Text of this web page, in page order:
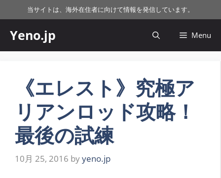
ン
ツ
当サイトは、海外在住者に向けて情報を発信しています。
Yeno.jp Menu
《エレスト》究極ア
リアンロッド攻略！
最後の試練
10月 25, 2016 byyeno.jp